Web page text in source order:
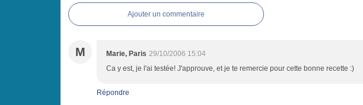
Ajouter un commentaire
M Marie, Paris 29/10/2006 15:04
Ca y est, je l'ai testée! J'approuve, et je te remercie pour cette bonne recette :)
Répondre